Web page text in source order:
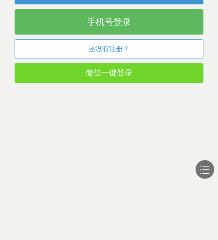
手机号登录
还没有注册？
微信一键登录